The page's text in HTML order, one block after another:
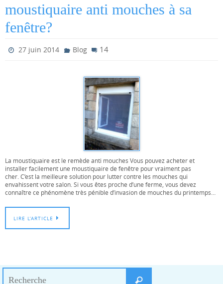
moustiquaire anti mouches à sa
fenêtre?
27 juin 2014 Blog 14
La moustiquaire est le remède anti mouches Vous pouvez acheter et
installer facilement une moustiquaire de fenêtre pour vraiment pas
cher. C’est la meilleure solution pour lutter contre les mouches qui
envahissent votre salon. Si vous êtes proche d’une ferme, vous devez
connaître ce phénomène très pénible d’invasion de mouches du printemps…
LIRE L’ARTICLE
Recherche